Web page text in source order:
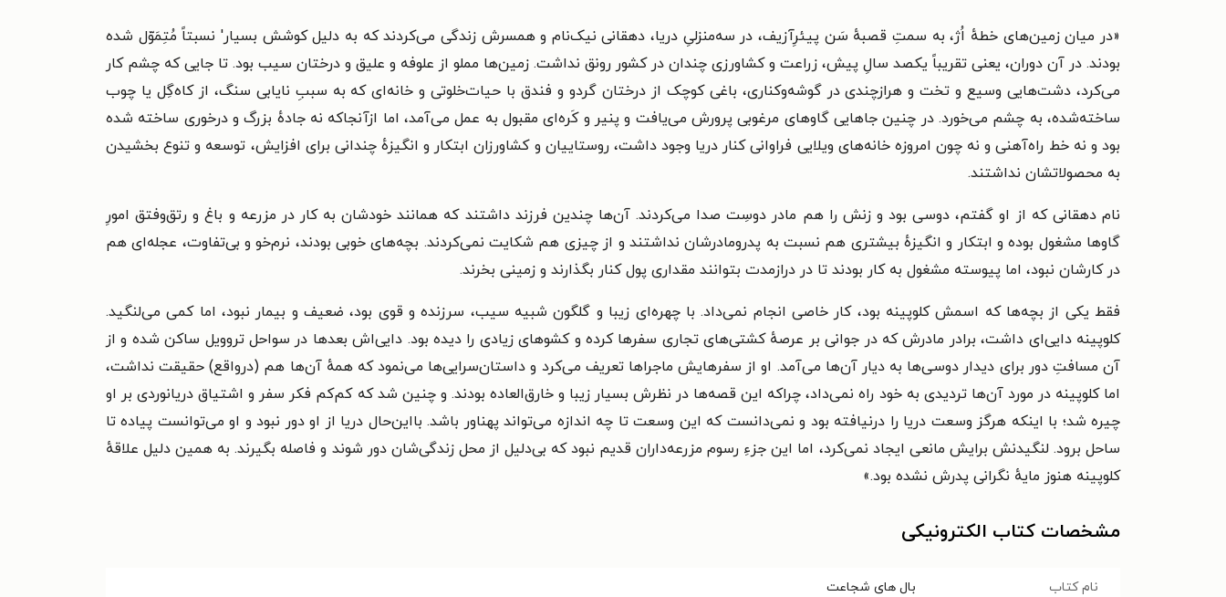
«در میان زمین‌های خطهٔ اُژ، به سمتِ قصبهٔ سَن پیئرِ‌آزیف، در سه‌منزلیِ دریا، دهقانی نیک‌نام و همسرش زندگی می‌کردند که به دلیل کوشش بسیار' نسبتاً مُتِمَوّل شده
بودند. در آن دوران، یعنی تقریباً یکصد سالِ پیش، زراعت و کشاورزی چندان در کشور رونق نداشت. زمین‌ها مملو از علوفه و علیق و درختان سیب بود. تا جایی که چشم کار
می‌کرد، دشت‌هایی وسیع و تخت و هرازچندی در گوشه‌وکناری، باغی کوچک از درختان گردو و فندق با حیات‌خلوتی و خانه‌ای که به سببِ نایابی سنگ،‌ از کاه‌گِل یا چوب
ساخته‌شده، به چشم می‌خورد. در چنین جاهایی گاوهای مرغوبی پرورش می‌یافت و پنیر و کَره‌ای مقبول به عمل می‌آمد، اما ازآنجاکه نه جادهٔ بزرگ و درخوری ساخته شده
بود و نه خط راه‌آهنی و نه چون امروزه خانه‌های ویلایی فراوانی کنار دریا وجود داشت، روستاییان و کشاورزان ابتکار و انگیزهٔ چندانی برای افزایش، توسعه و تنوع بخشیدن
به محصولاتشان نداشتند.
نام دهقانی که از او گفتم، دوسی بود و زنش را هم مادر دوسِت صدا می‌کردند. آن‌ها چندین فرزند داشتند که همانند خودشان به کار در مزرعه و باغ و رتق‌وفتق امورِ
گاوها مشغول بوده و ابتکار و انگیزهٔ بیشتری هم نسبت به پدرومادرشان نداشتند و از چیزی هم شکایت نمی‌کردند. بچه‌های خوبی بودند، نرم‌خو و بی‌تفاوت، عجله‌ای هم
در کارشان نبود، اما پیوسته مشغول به کار بودند تا در درازمدت بتوانند مقداری پول کنار بگذارند و زمینی بخرند.
فقط یکی از بچه‌ها که اسمش کلوپینه بود، کار خاصی انجام نمی‌داد. با چهره‌ای زیبا و گلگون شبیه سیب، سرزنده و قوی بود، ضعیف و بیمار نبود، اما کمی می‌لنگید.
کلوپینه دایی‌ای داشت، برادر مادرش که در جوانی بر عرصهٔ کشتی‌های تجاری سفرها کرده و کشوهای زیادی را دیده بود. دایی‌اش بعدها در سواحل تروویل ساکن شده و از
آن مسافتِ دور برای دیدار دوسی‌ها به دیار آن‌ها می‌آمد. او از سفرهایش ماجراها تعریف می‌کرد و داستان‌سرایی‌ها می‌نمود که همهٔ آن‌ها هم (درواقع) حقیقت نداشت،
اما کلوپینه در مورد آن‌ها تردیدی به خود راه نمی‌داد، چراکه این قصه‌ها در نظرش بسیار زیبا و خارق‌العاده بودند. و چنین شد که کم‌کم فکر سفر و اشتیاق دریانوردی بر او
چیره شد؛ با اینکه هرگز وسعت دریا را درنیافته بود و نمی‌دانست که این وسعت تا چه اندازه می‌تواند پهناور باشد. بااین‌حال دریا از او دور نبود و او می‌توانست پیاده تا
ساحل برود. لنگیدنش برایش مانعی ایجاد نمی‌کرد، اما این جزءِ رسوم مزرعه‌داران قدیم نبود که بی‌دلیل از محل زندگی‌شان دور شوند و فاصله بگیرند. به همین دلیل علاقهٔ
کلوپینه هنوز مایهٔ نگرانی پدرش نشده بود.»
مشخصات کتاب الکترونیکی
نام کتاب بال های شجاعت